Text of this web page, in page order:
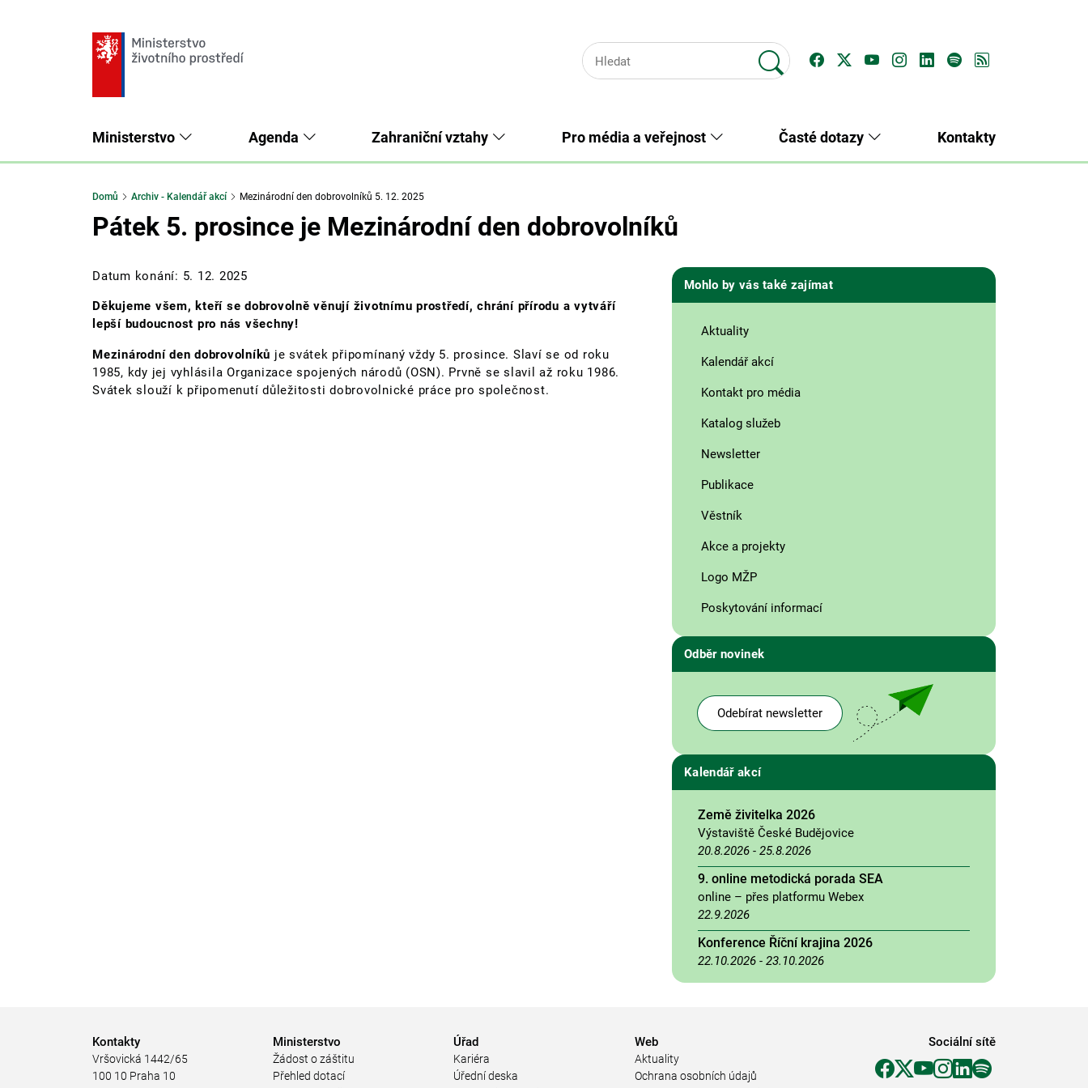
Ministerstvo Agenda Zahraniční vztahy Pro média a veřejnost Časté dotazy Kontakty
Domů Archiv - Kalendář akcí Mezinárodní den dobrovolníků 5. 12. 2025
Pátek 5. prosince je Mezinárodní den dobrovolníků
Datum konání: 5. 12. 2025
Děkujeme všem, kteří se dobrovolně věnují životnímu prostředí, chrání přírodu a vytváří
lepší budoucnost pro nás všechny!
Mezinárodní den dobrovolníků je svátek připomínaný vždy 5. prosince. Slaví se od roku
1985, kdy jej vyhlásila Organizace spojených národů (OSN). Prvně se slavil až roku 1986.
Svátek slouží k připomenutí důležitosti dobrovolnické práce pro společnost.
Mohlo by vás také zajímat
Aktuality
Kalendář akcí
Kontakt pro média
Katalog služeb
Newsletter
Publikace
Věstník
Akce a projekty
Logo MŽP
Poskytování informací
Odběr novinek
Odebírat newsletter
Kalendář akcí
Země živitelka 2026
Výstaviště České Budějovice
20.8.2026 - 25.8.2026
9. online metodická porada SEA
online – přes platformu Webex
22.9.2026
Konference Říční krajina 2026
22.10.2026 - 23.10.2026
Kontakty
Vršovická 1442/65
100 10 Praha 10
Ministerstvo
Žádost o záštitu
Přehled dotací
Úřad
Kariéra
Úřední deska
Web
Aktuality
Ochrana osobních údajů
Sociální sítě